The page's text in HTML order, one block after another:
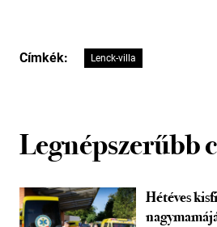
Címkék: Lenck-villa
Legnépszerűbb
Hétéves